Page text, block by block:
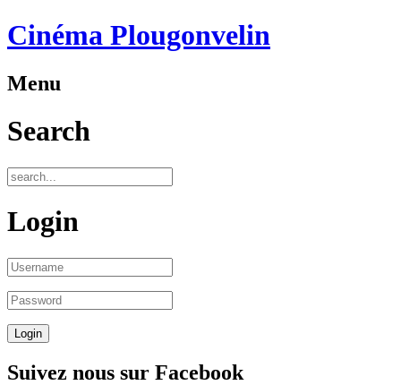
Cinéma Plougonvelin
Menu
Search
Login
Suivez nous sur Facebook